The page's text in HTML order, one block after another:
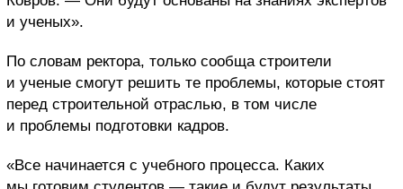
и ученых».
По словам ректора, только сообща строители
и ученые смогут решить те проблемы, которые стоят
перед строительной отраслью, в том числе
и проблемы подготовки кадров.
«Все начинается с учебного процесса. Каких